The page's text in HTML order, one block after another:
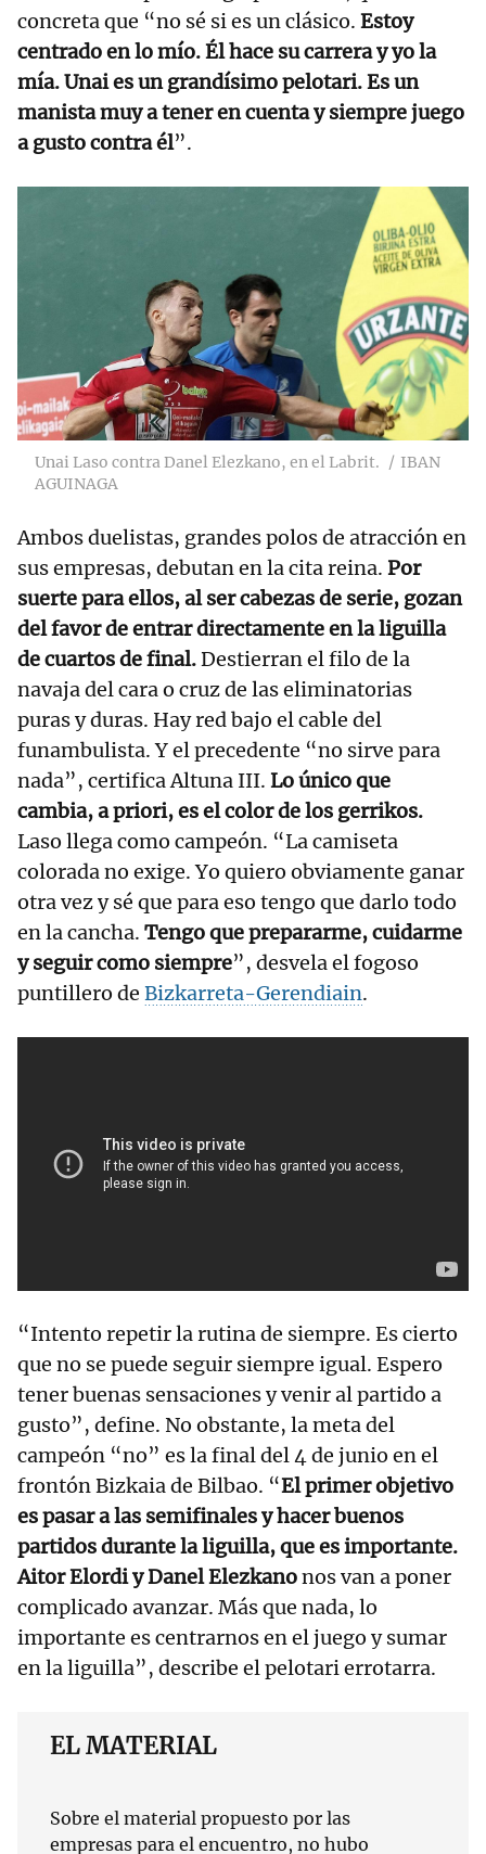
concreta que “no sé si es un clásico. Estoy
centrado en lo mío. Él hace su carrera y yo la
mía. Unai es un grandísimo pelotari. Es un
manista muy a tener en cuenta y siempre juego
a gusto contra él”.
Unai Laso contra Danel Elezkano, en el Labrit.
IBAN
AGUINAGA
Ambos duelistas, grandes polos de atracción en
sus empresas, debutan en la cita reina. Por
suerte para ellos, al ser cabezas de serie, gozan
del favor de entrar directamente en la liguilla
de cuartos de final.Destierran el filo de la
navaja del cara o cruz de las eliminatorias
puras y duras. Hay red bajo el cable del
funambulista. Y el precedente “no sirve para
nada”, certifica Altuna III. Lo único que
cambia, a priori, es el color de los gerrikos.
Laso llega como campeón. “La camiseta
colorada no exige. Yo quiero obviamente ganar
otra vez y sé que para eso tengo que darlo todo
en la cancha. Tengo que prepararme, cuidarme
y seguir como siempre”, desvela el fogoso
puntillero de Bizkarreta-Gerendiain.
“Intento repetir la rutina de siempre. Es cierto
que no se puede seguir siempre igual. Espero
tener buenas sensaciones y venir al partido a
gusto”, define. No obstante, la meta del
campeón “no” es la final del 4 de junio en el
frontón Bizkaia de Bilbao. “El primer objetivo
es pasar a las semifinales y hacer buenos
partidos durante la liguilla, que es importante.
Aitor Elordi y Danel Elezkanonos van a poner
complicado avanzar. Más que nada, lo
importante es centrarnos en el juego y sumar
en la liguilla”, describe el pelotari errotarra.
EL MATERIAL
Sobre el material propuesto por las
empresas para el encuentro, no hubo